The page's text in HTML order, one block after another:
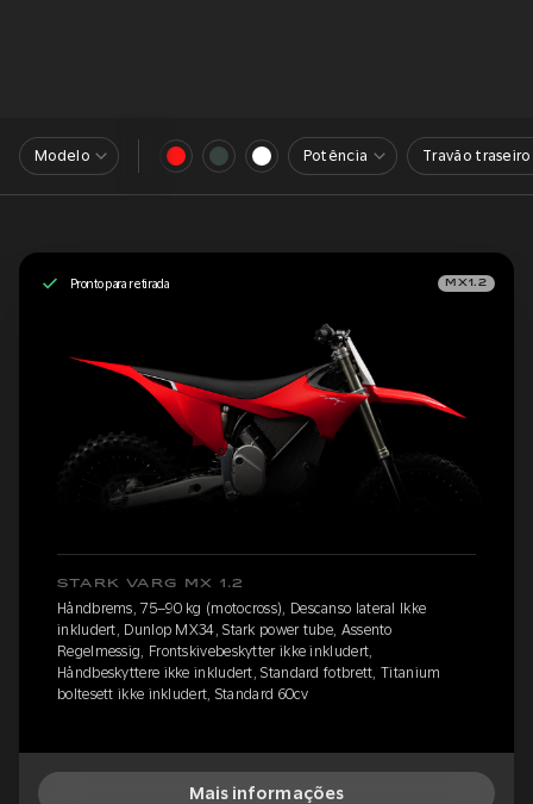
Modelo Potência Travão traseiro
Pronto para retirada MX1.2
STARK VARG MX 1.2
Håndbrems, 75–90 kg (motocross), Descanso lateral Ikke
inkludert, Dunlop MX34, Stark power tube, Assento
Regelmessig, Frontskivebeskytter ikke inkludert,
Håndbeskyttere ikke inkludert, Standard fotbrett, Titanium
boltesett ikke inkludert, Standard 60cv
Mais informações